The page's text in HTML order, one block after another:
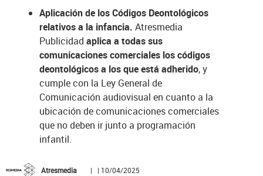
Aplicación de los Códigos Deontológicos
relativos a la infancia. Atresmedia
Publicidadaplica a todas sus
comunicaciones comerciales los códigos
deontológicos a los que está adherido, y
cumple con la Ley General de
Comunicación audiovisual en cuanto a la
ubicación de comunicaciones comerciales
que no deben ir junto a programación
infantil.
Atresmedia | | 10/04/2025